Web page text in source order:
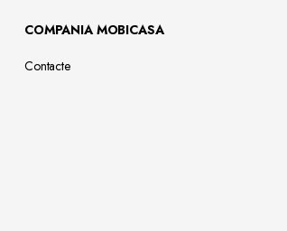
COMPANIA MOBICASA
Contacte